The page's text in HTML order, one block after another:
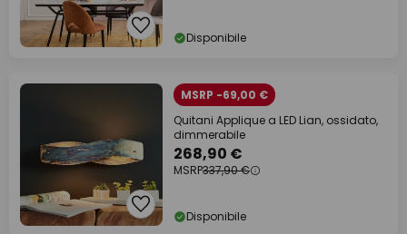
Disponibile
MSRP -69,00 €
Quitani Applique a LED Lian, ossidato,
dimmerabile
268,90 €
MSRP337,90 €
Disponibile